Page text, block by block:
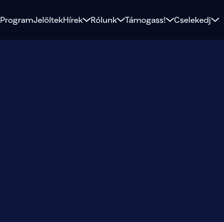
ProgramJelöltekHírek Rólunk Támogass! Cselekedj